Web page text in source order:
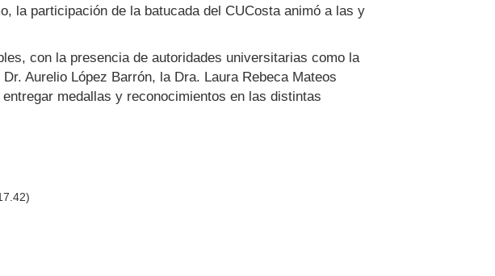
la participación de la batucada del CUCosta animó a las y
con la presencia de autoridades universitarias como la
Aurelio López Barrón, la Dra. Laura Rebeca Mateos
medallas y reconocimientos en las distintas